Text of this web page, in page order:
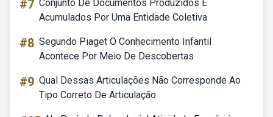
#7 Conjunto De Documentos Produzidos E
Acumulados Por Uma Entidade Coletiva
#8 Segundo Piaget O Conhecimento Infantil
Acontece Por Meio De Descobertas
#9 Qual Dessas Articulações Não Corresponde Ao
Tipo Correto De Articulação